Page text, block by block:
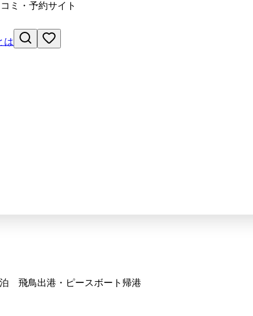
ミ・予約サイト
は
飛鳥出港・ピースボート帰港